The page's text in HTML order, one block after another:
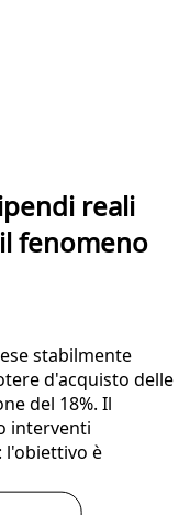
reali
fenomeno
stabilmente
d'acquisto delle
del 18%. Il
interventi
l'obiettivo è